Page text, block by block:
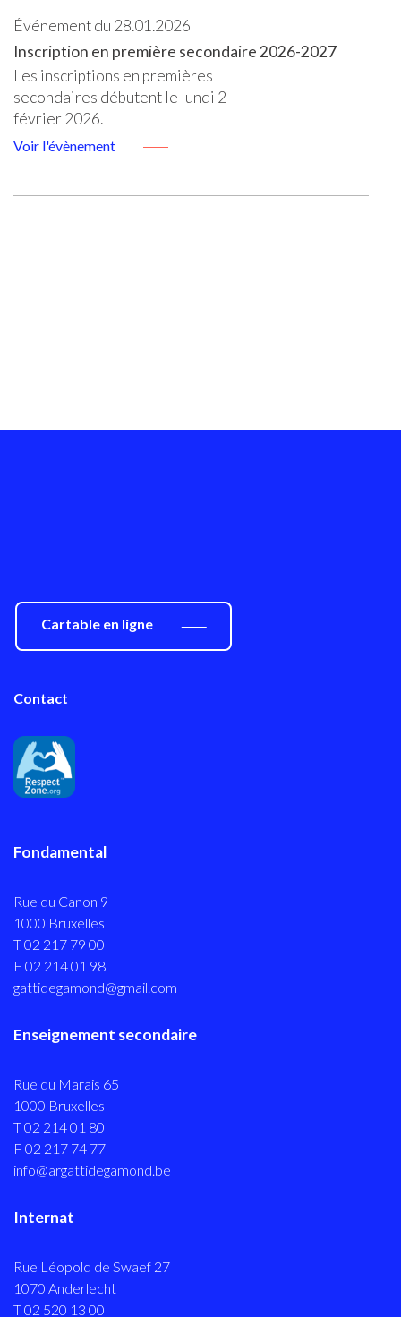
Événement du 28.01.2026
Inscription en première secondaire 2026-2027
Les inscriptions en premières
secondaires débutent le lundi 2
février 2026.
Voir l'évènement
Cartable en ligne
Contact
Fondamental
Rue du Canon 9
1000 Bruxelles
T 02 217 79 00
F 02 214 01 98
gattidegamond@gmail.com
Enseignement secondaire
Rue du Marais 65
1000 Bruxelles
T 02 214 01 80
F 02 217 74 77
info@argattidegamond.be
Internat
Rue Léopold de Swaef 27
1070 Anderlecht
T 02 520 13 00